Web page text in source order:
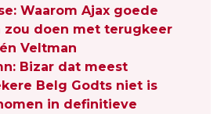
Waarom Ajax goede
zou doen met terugkeer
Veltman
Bizar dat meest
Belg Godts niet is
in definitieve